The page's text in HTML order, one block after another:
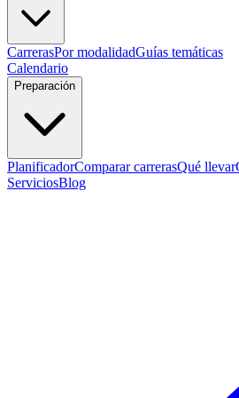
CarrerasPor modalidadGuías temáticas
Calendario
Preparación
PlanificadorComparar carrerasQué llevar
ServiciosBlog